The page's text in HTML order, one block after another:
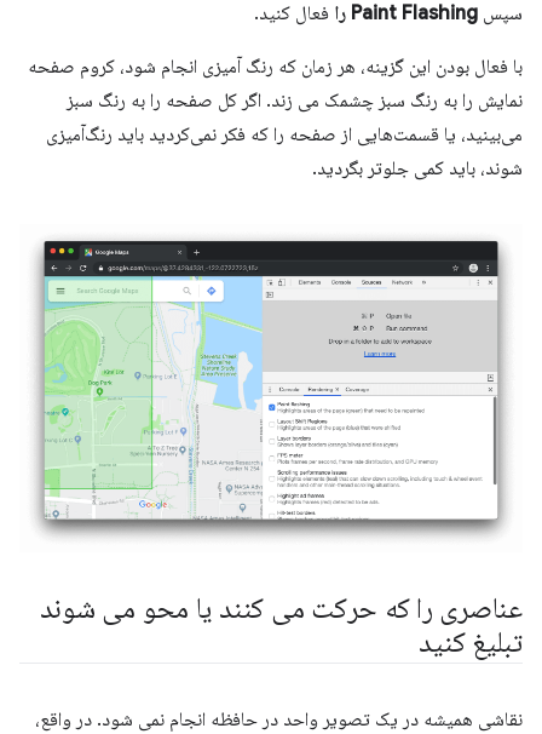
سپس Paint Flashing را فعال کنید.
با فعال بودن این گزینه، هر زمان که رنگ آمیزی انجام شود، کروم صفحه
نمایش را به رنگ سبز چشمک می زند. اگر کل صفحه را به رنگ سبز
می‌بینید، یا قسمت‌هایی از صفحه را که فکر نمی‌کردید باید رنگ‌آمیزی
شوند، باید کمی جلوتر بگردید.
عناصری را که حرکت می کنند یا محو می شوند
تبلیغ کنید
نقاشی همیشه در یک تصویر واحد در حافظه انجام نمی شود. در واقع،